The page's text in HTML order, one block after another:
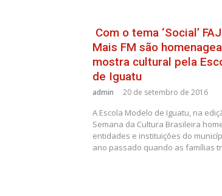
Com o tema ‘Social’
Mais FM são
mostra cultural pela
de Iguatu
admin 20 de setembro de 2016
A Escola Modelo de Iguatu, na
Semana da Cultura Brasileira
entidades e instituições do
ano passado quando as famílias